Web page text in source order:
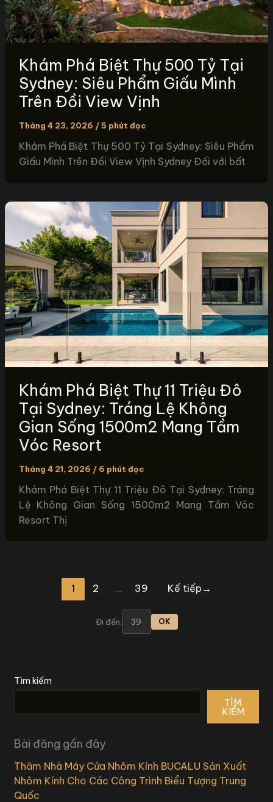
Khám Phá Biệt Thự 500 Tỷ Tại
Sydney: Siêu Phẩm Giấu Mình
Trên Đồi View Vịnh
Tháng 4 23, 2026 /5 phút đọc
Khám Phá Biệt Thự 500 Tỷ Tại Sydney: Siêu Phẩm
Giấu Mình Trên Đồi View Vịnh Sydney Đối với bất
Khám Phá Biệt Thự 11 Triệu Đô
Tại Sydney: Tráng Lệ Không
Gian Sống 1500m2 Mang Tầm
Vóc Resort
Tháng 4 21, 2026 / 6 phút đọc
Khám Phá Biệt Thự 11 Triệu Đô Tại Sydney: Tráng
Lệ Không Gian Sống 1500m2 Mang Tầm Vóc
Resort Thị
1 2 … 39 Kế tiếp →
Đi đến: OK
Tìm kiếm
TÌM
KIẾM
Bài đăng gần đây
Thăm Nhà Máy Cửa Nhôm Kính BUCALU Sản Xuất
Nhôm Kính Cho Các Công Trình Biểu Tượng Trung
Quốc